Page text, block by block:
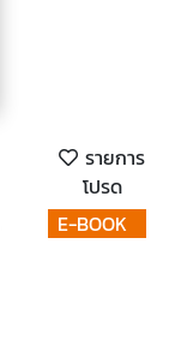
รายการ
โปรด
E-BOOK